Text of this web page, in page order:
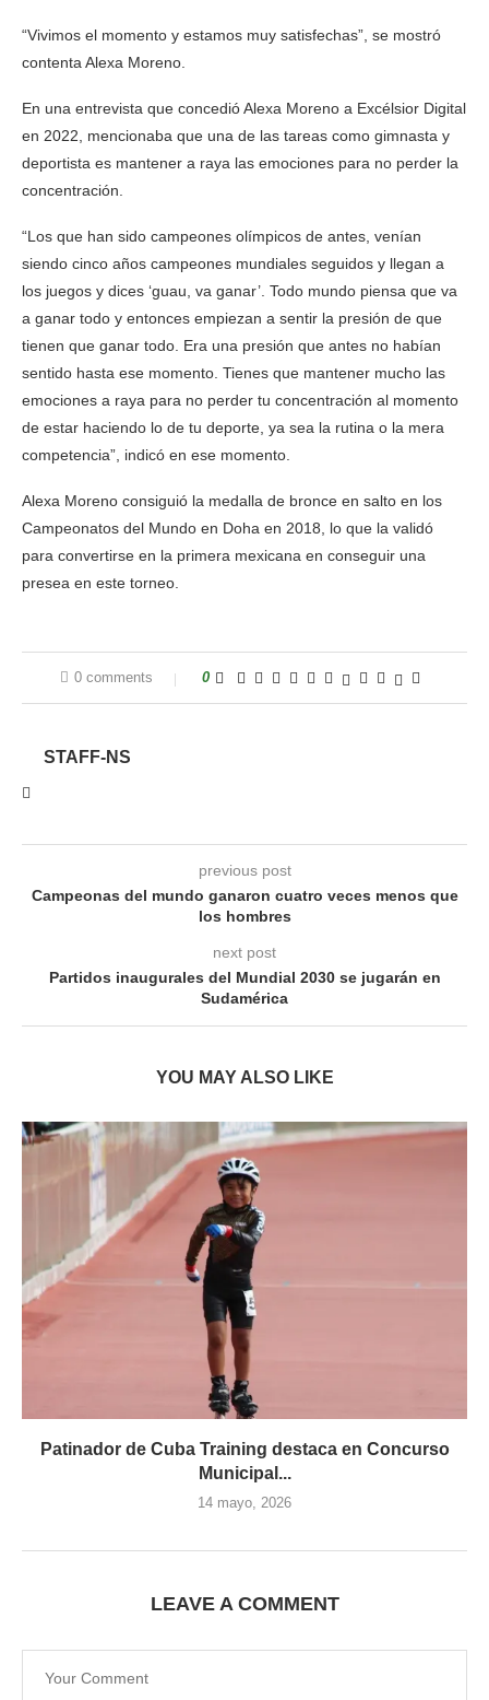
“Vivimos el momento y estamos muy satisfechas”, se mostró
contenta Alexa Moreno.
En una entrevista que concedió Alexa Moreno a Excélsior Digital
en 2022, mencionaba que una de las tareas como gimnasta y
deportista es mantener a raya las emociones para no perder la
concentración.
“Los que han sido campeones olímpicos de antes, venían
siendo cinco años campeones mundiales seguidos y llegan a
los juegos y dices ‘guau, va ganar’. Todo mundo piensa que va
a ganar todo y entonces empiezan a sentir la presión de que
tienen que ganar todo. Era una presión que antes no habían
sentido hasta ese momento. Tienes que mantener mucho las
emociones a raya para no perder tu concentración al momento
de estar haciendo lo de tu deporte, ya sea la rutina o la mera
competencia”, indicó en ese momento.
Alexa Moreno consiguió la medalla de bronce en salto en los
Campeonatos del Mundo en Doha en 2018, lo que la validó
para convertirse en la primera mexicana en conseguir una
presea en este torneo.
0 comments 0
STAFF-NS
previous post
Campeonas del mundo ganaron cuatro veces menos que
los hombres
next post
Partidos inaugurales del Mundial 2030 se jugarán en
Sudamérica
YOU MAY ALSO LIKE
Patinador de Cuba Training destaca en Concurso
Municipal...
14 mayo, 2026
LEAVE A COMMENT